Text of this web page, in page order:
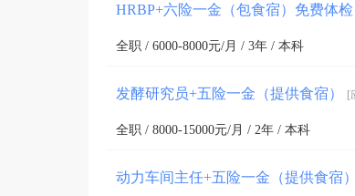
HRBP+六险一金（包食宿）免费体检
全职 / 6000-8000元/月 / 3年 / 本科
发酵研究员+五险一金（提供食宿） [
全职 / 8000-15000元/月 / 2年 / 本科
动力车间主任+五险一金（提供食宿）